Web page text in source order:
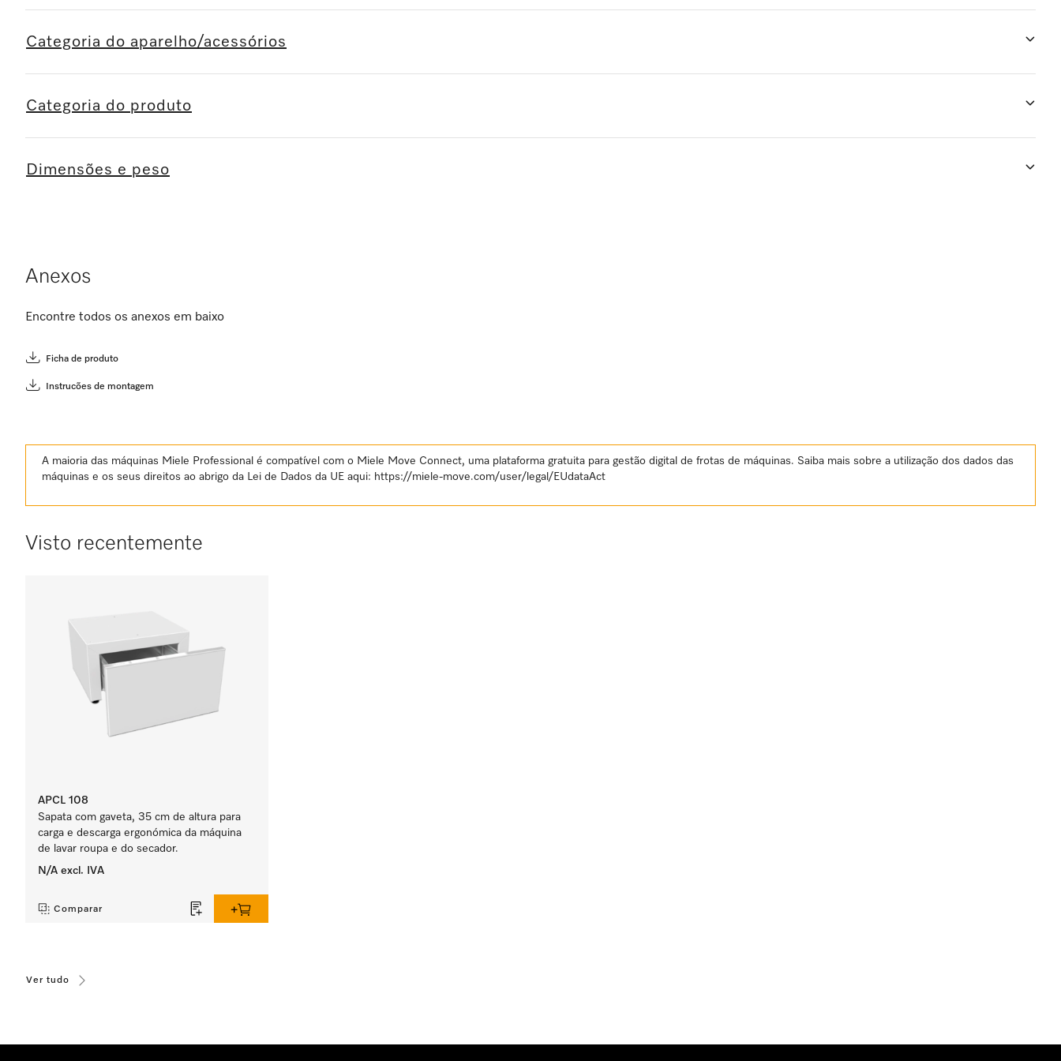
Categoria do aparelho/acessórios
Categoria do produto
Dimensões e peso
Anexos
Encontre todos os anexos em baixo
Ficha de produto
Instrucões de montagem
A maioria das máquinas Miele Professional é compatível com o Miele Move Connect, uma plataforma gratuita para gestão digital de frotas de máquinas. Saiba mais sobre a utilização dos dados das
máquinas e os seus direitos ao abrigo da Lei de Dados da UE aqui: https://miele-move.com/user/legal/EUdataAct
Visto recentemente
APCL 108
Sapata com gaveta, 35 cm de altura para
carga e descarga ergonómica da máquina
de lavar roupa e do secador.
N/A excl. IVA
Comparar
Ver tudo